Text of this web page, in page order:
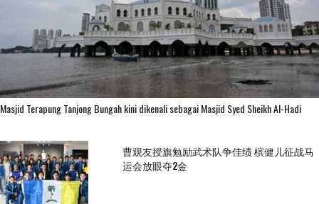
Masjid Terapung Tanjong Bungah kini dikenali sebagai Masjid Syed Sheikh Al-Hadi
曹观友授旗勉励武术队争佳绩 槟健儿征战马
运会放眼夺2金